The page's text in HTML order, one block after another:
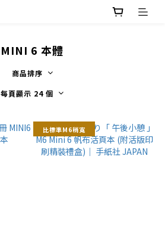
MINI 6 本體
商品排序
每頁顯示 24 個
比標準M6稍寬